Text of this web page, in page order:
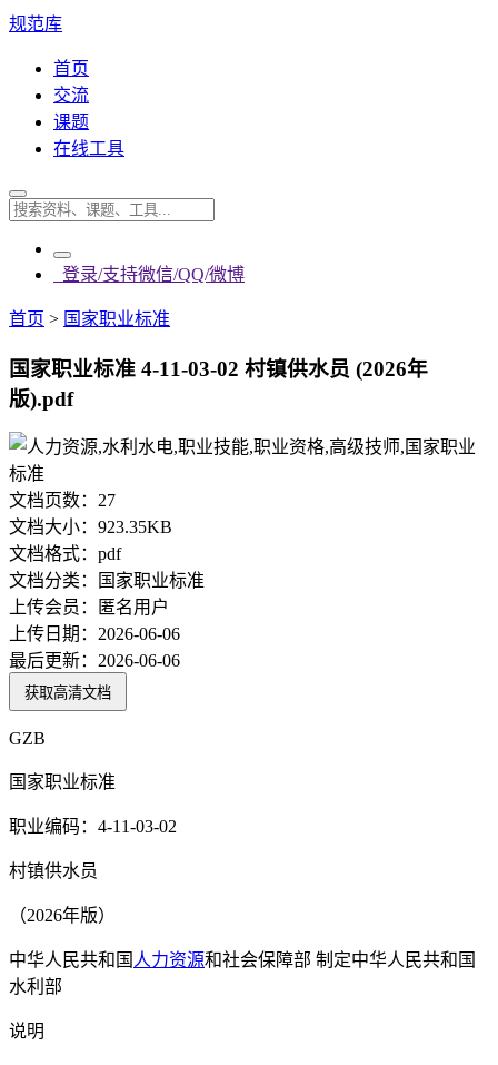
规范库
首页
交流
课题
在线工具
登录/支持微信/QQ/微博
首页 > 国家职业标准
国家职业标准 4-11-03-02 村镇供水员 (2026年
版).pdf
文档页数： 27
文档大小： 923.35KB
文档格式： pdf
文档分类：
国家职业标准
上传会员：
匿名用户
上传日期： 2026-06-06
最后更新： 2026-06-06
获取高清文档
GZB
国家职业标准
职业编码：4-11-03-02
村镇供水员
（2026年版）
中华人民共和国 人力资源和社会保障部 制定中华人民共和国
水利部
说明